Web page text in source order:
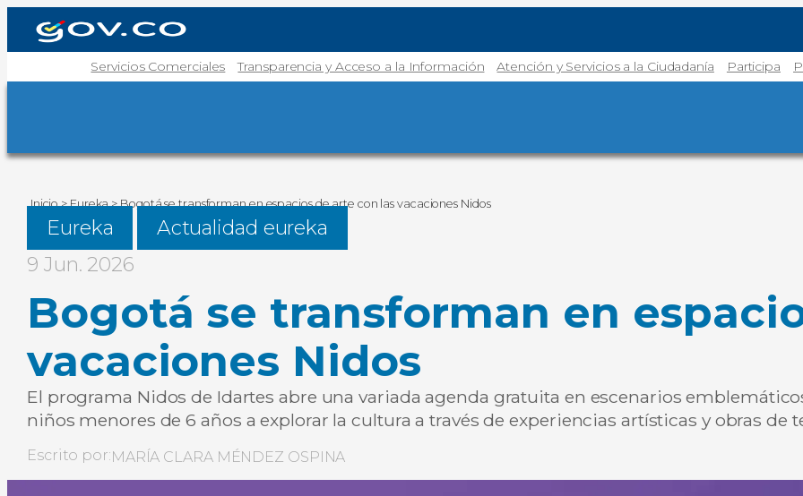
Servicios Comerciales Transparencia y Acceso a la Información Atención y Servicios a la Ciudadanía Participa
Inicio>Eureka>Bogotá se transforman en espacios de arte con las vacaciones Nidos
Eureka
Actualidad eureka
9 Jun. 2026
Bogotá se transforman en
vacaciones Nidos
El programa Nidos de Idartes abre una variada agenda gratuita en escenarios
niños menores de 6 años a explorar la cultura a través de experiencias artísticas y obras de
Escrito por:MARÍA CLARA MÉNDEZ OSPINA